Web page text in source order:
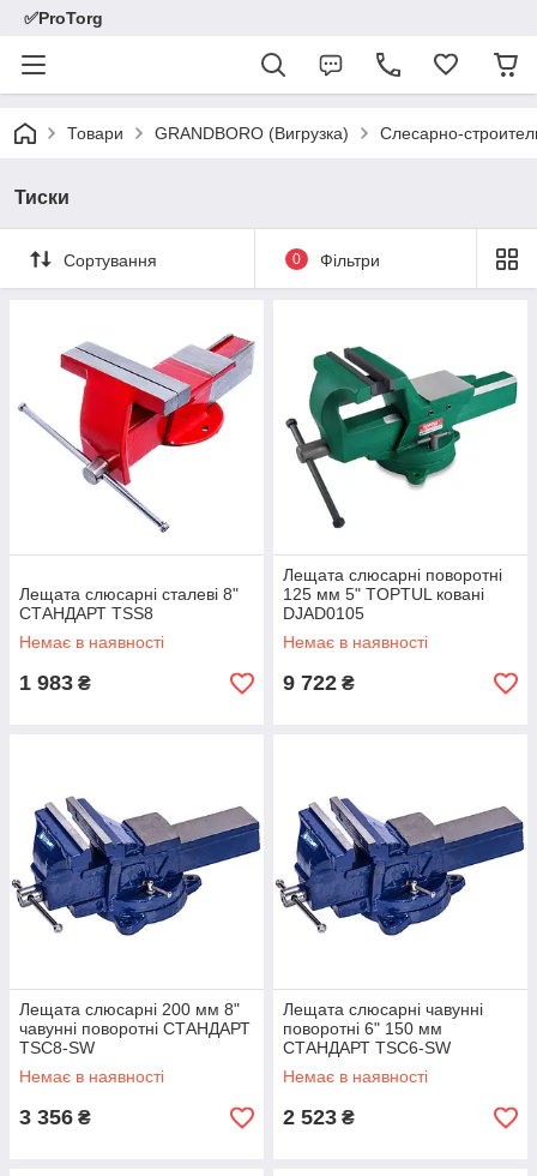
✅ProTorg
Товари GRANDBORO (Вигрузка) Слесарно-
Тиски
Сортування 0 Фільтри
Лещата слюсарні сталеві 8"
СТАНДАРТ TSS8
Немає в наявності
1 983 ₴
Лещата слюсарні поворотні
125 мм 5" TOPTUL ковані
DJAD0105
Немає в наявності
9 722 ₴
Лещата слюсарні 200 мм 8"
чавунні поворотні СТАНДАРТ
TSC8-SW
Немає в наявності
3 356 ₴
Лещата слюсарні чавунні
поворотні 6" 150 мм
СТАНДАРТ TSC6-SW
Немає в наявності
2 523 ₴